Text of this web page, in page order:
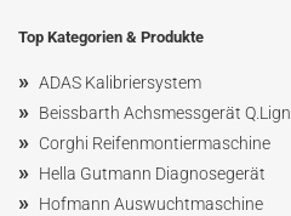
Top Kategorien & Produkte
» ADAS Kalibriersystem
» Beissbarth Achsmessgerät Q.Lign
» Corghi Reifenmontiermaschine
» Hella Gutmann Diagnosegerät
» Hofmann Auswuchtmaschine